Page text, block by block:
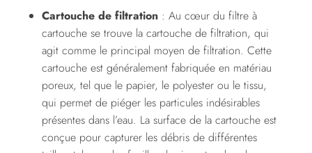
Cartouche de filtration : Au cœur du filtre à
cartouche se trouve la cartouche de filtration, qui
agit comme le principal moyen de filtration. Cette
cartouche est généralement fabriquée en matériau
poreux, tel que le papier, le polyester ou le tissu,
qui permet de piéger les particules indésirables
présentes dans l’eau. La surface de la cartouche est
conçue pour capturer les débris de différentes